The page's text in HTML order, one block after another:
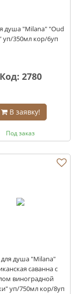
душа "Milana" "Oud
уп/350мл кор/6уп
Код: 2780
В заявку!
Под заказ
для душа "Milana"
саванна с
виноградной
уп/750мл кор/8уп